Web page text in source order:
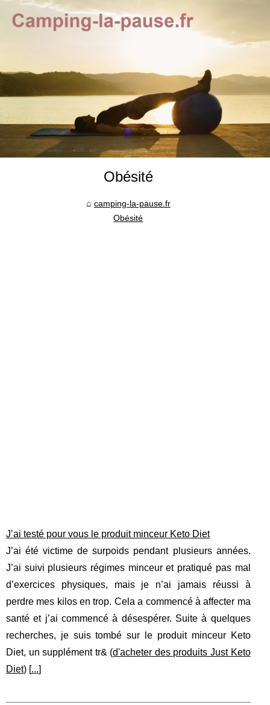
Obésité
camping-la-pause.fr
Obésité
J’ai testé pour vous le produit minceur Keto Diet
J’ai été victime de surpoids pendant plusieurs années.
J’ai suivi plusieurs régimes minceur et pratiqué pas mal
d’exercices physiques, mais je n’ai jamais réussi à
perdre mes kilos en trop. Cela a commencé à affecter ma
santé et j’ai commencé à désespérer. Suite à quelques
recherches, je suis tombé sur le produit minceur Keto
Diet, un supplément tr& (d'acheter des produits Just Keto
Diet) [...]